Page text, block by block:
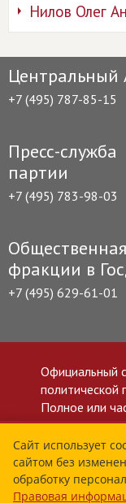
Нилов Олег
Центральный
+7 (495) 787-85-15
Пресс-служба
партии
+7 (495) 783-98-03
фракции в
+7 (495) 629-61-01
Официальный
политической
Полное или
Политика в
данных
Все материалы
лицензии
Сайт использует
сайтом без
обработку
Правовая